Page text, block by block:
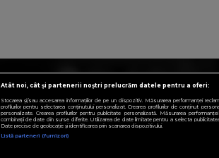
Atât noi, cât și partenerii noștri prelucrăm datele pentru a oferi:
Stocarea și/sau accesarea informațiilor de pe un dispozitiv. Măsurarea performanței
profilurilor pentru selectarea conținutului personalizat. Crearea profilurilor de conținut
personalizate. Crearea profilurilor pentru publicitate personalizată. Măsurarea
combinații de date din surse diferite. Utilizarea de date limitate pentru a selecta
Date precise de geolocație și identificarea prin scanarea dispozitivului.
Listă parteneri (furnizori)